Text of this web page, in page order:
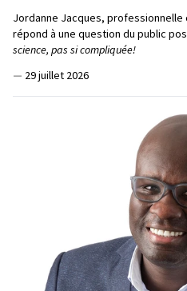
Jordanne Jacques,
répond à une question du public
science, pas si compliquée!
— 29 juillet 2026